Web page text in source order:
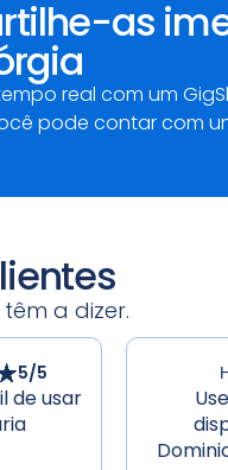
as
real com um
pode contar com
a dizer.
5/5
de usar